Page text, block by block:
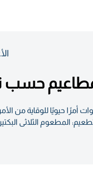
اللقاحات لطفلك في عمر٤-٦